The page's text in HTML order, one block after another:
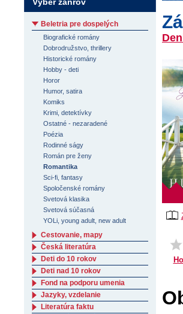
Beletria pre dospelých
Biografické romány
Dobrodružstvo, thrillery
Historické romány
Hobby - deti
Horor
Humor, satira
Komiks
Krimi, detektívky
Ostatné - nezaradené
Poézia
Rodinné ságy
Román pre ženy
Romantika
Sci-fi, fantasy
Spoločenské romány
Svetová klasika
Svetová súčasná
YOLi, young adult, new adult
Cestovanie, mapy
Česká literatúra
Deti do 10 rokov
Deti nad 10 rokov
Fond na podporu umenia
Jazyky, vzdelanie
Literatúra faktu